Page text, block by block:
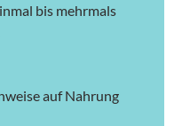
bis mehrmals
auf Nahrung